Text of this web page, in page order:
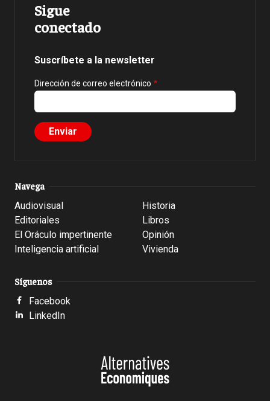
Sigue
conectado
Suscríbete a la newsletter
Dirección de correo electrónico
Navega
Audiovisual
Editoriales
El Oráculo impertinente
Inteligencia artificial
Historia
Libros
Opinión
Vivienda
Síguenos
Facebook
LinkedIn